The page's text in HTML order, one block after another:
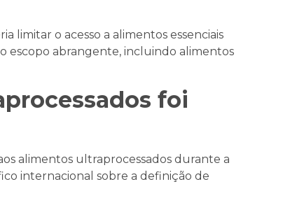
limitar o acesso a alimentos essenciais
escopo abrangente, incluindo alimentos
foi
alimentos ultraprocessados durante a
internacional sobre a definição de